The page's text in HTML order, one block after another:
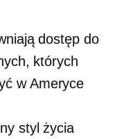
dostęp do
których
w Ameryce
styl życia